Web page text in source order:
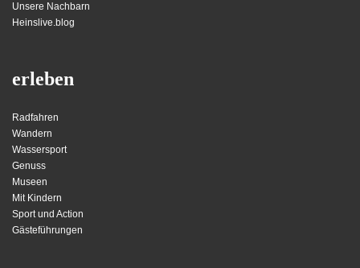
Unsere Nachbarn
Heinslive.blog
erleben
Radfahren
Wandern
Wassersport
Genuss
Museen
Mit Kindern
Sport und Action
Gästeführungen